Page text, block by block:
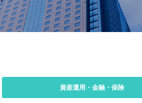
資産運用・金融・保険